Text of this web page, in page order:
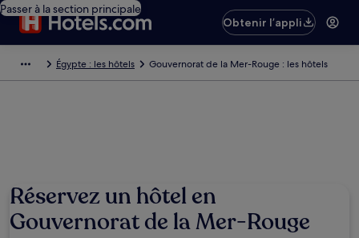
Passer à la section principale
Obtenir l’appli
Égypte : les hôtels Gouvernorat de la Mer-Rouge : les hôtels
Réservez un hôtel en
Gouvernorat de la Mer-Rouge